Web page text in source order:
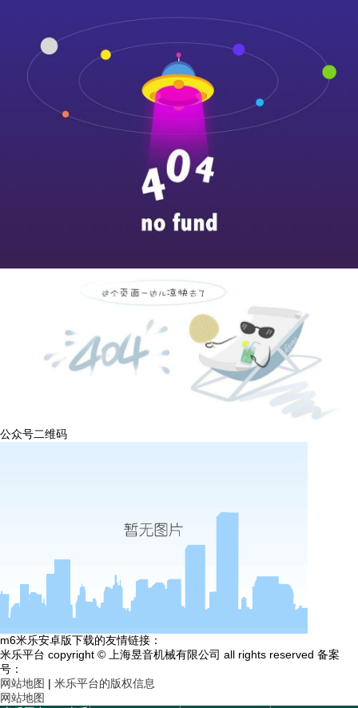
公众号二维码
m6米乐安卓版下载的友情链接：
米乐平台 copyright © 上海昱音机械有限公司 all rights reserved 备案
号：
网站地图 | 米乐平台的版权信息
网站地图